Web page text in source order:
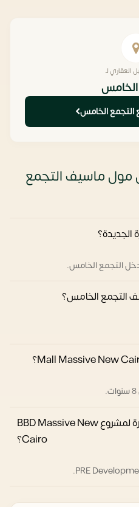
العقاري لـ
الخامس
الخامس
مول ماسيف التجمع
التجمع الخامس.
التجمع الخامس؟
من هي الشركة المطورة لمشروع BBD Massive New
Cairo؟